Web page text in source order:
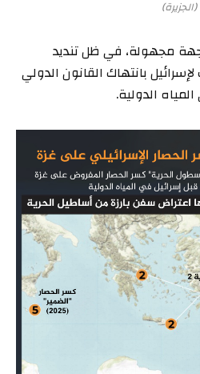
(الجزيرة)
جهة مجهولة، في ظل تنديد
بانتهاك القانون الدولي
الدولية.